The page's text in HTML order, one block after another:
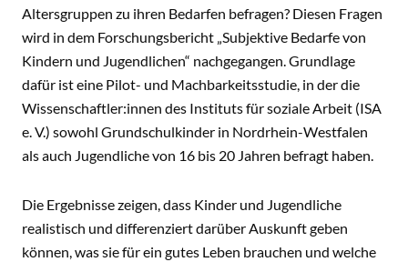
Altersgruppen zu ihren Bedarfen befragen? Diesen Fragen
wird in dem Forschungsbericht „Subjektive Bedarfe von
Kindern und Jugendlichen“ nachgegangen. Grundlage
dafür ist eine Pilot- und Machbarkeitsstudie, in der die
Wissenschaftler:innen des Instituts für soziale Arbeit (ISA
e. V.) sowohl Grundschulkinder in Nordrhein-Westfalen
als auch Jugendliche von 16 bis 20 Jahren befragt haben.
Die Ergebnisse zeigen, dass Kinder und Jugendliche
realistisch und differenziert darüber Auskunft geben
können, was sie für ein gutes Leben brauchen und welche